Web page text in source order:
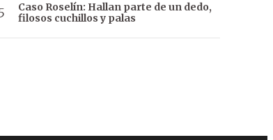
Caso Roselín: Hallan parte de un dedo,
filosos cuchillos y palas